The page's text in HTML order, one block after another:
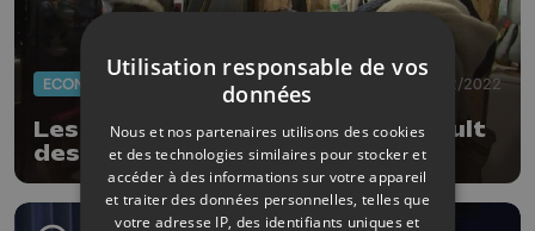
ECONOMIE 03/12/2022
Les magasins éphémères à l'assault
des cellules vides de Liège
Utilisation responsable de vos
données
Nous et nos partenaires utilisons des cookies
et des technologies similaires pour stocker et
accéder à des informations sur votre appareil
et traiter des données personnelles, telles que
votre adresse IP, des identifiants uniques et